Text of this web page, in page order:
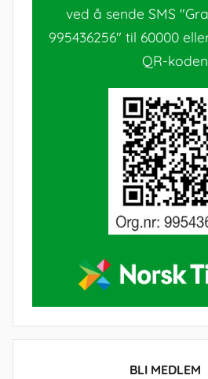
ved å sende SMS
995436256" til 60000
QR-
BLI MEDLEM